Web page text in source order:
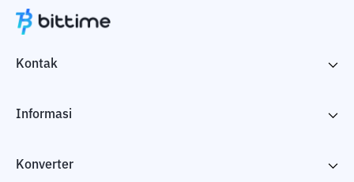
Kontak
Informasi
Konverter